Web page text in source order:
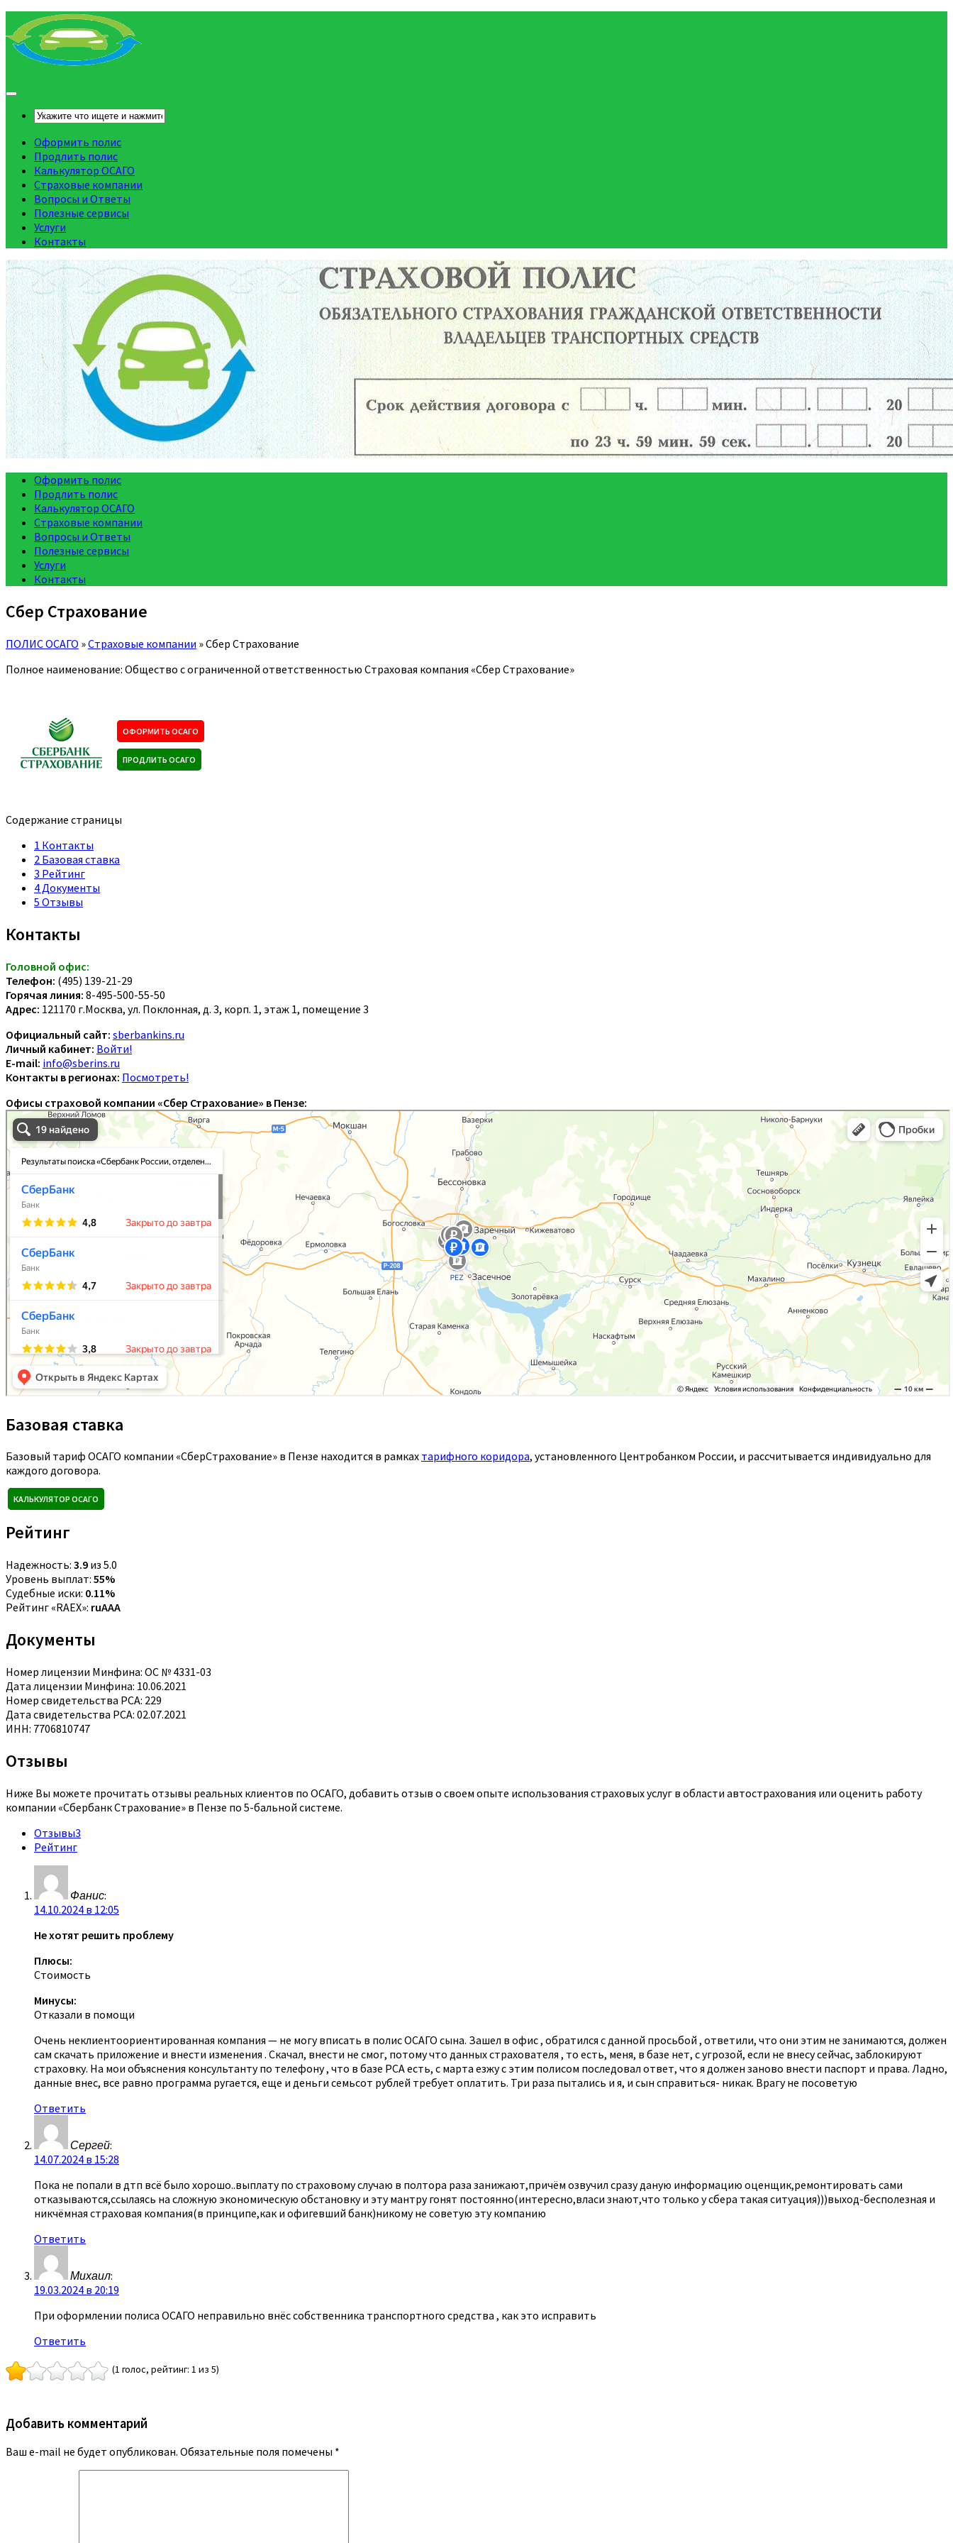
Оформить полис
Продлить полис
Калькулятор ОСАГО
Страховые компании
Вопросы и Ответы
Полезные сервисы
Услуги
Контакты
Оформить полис
Продлить полис
Калькулятор ОСАГО
Страховые компании
Вопросы и Ответы
Полезные сервисы
Услуги
Контакты
Сбер Страхование
ПОЛИС ОСАГО »Страховые компании »Сбер Страхование
Полное наименование: Общество с ограниченной ответственностью Страховая компания «Сбер Страхование»
ОФОРМИТЬ ОСАГО
ПРОДЛИТЬ ОСАГО
Содержание страницы
1 Контакты
2 Базовая ставка
3 Рейтинг
4 Документы
5 Отзывы
Контакты
Головной офис:
Телефон: (495) 139-21-29
Горячая линия: 8-495-500-55-50
Адрес: 121170 г.Москва, ул. Поклонная, д. 3, корп. 1, этаж 1, помещение 3
Официальный сайт: sberbankins.ru
Личный кабинет: Войти!
E-mail: info@sberins.ru
Контакты в регионах: Посмотреть!
Офисы страховой компании «Сбер Страхование» в Пензе:
Базовая ставка
Базовый тариф ОСАГО компании «СберСтрахование» в Пензе находится в рамках тарифного коридора, установленного Центробанком России, и рассчитывается индивидуально для
каждого договора.
КАЛЬКУЛЯТОР ОСАГО
Рейтинг
Надежность: 3.9 из 5.0
Уровень выплат: 55%
Судебные иски: 0.11%
Рейтинг «RAEX»: ruAAA
Документы
Номер лицензии Минфина: ОС № 4331-03
Дата лицензии Минфина: 10.06.2021
Номер свидетельства РСА: 229
Дата свидетельства РСА: 02.07.2021
ИНН: 7706810747
Отзывы
Ниже Вы можете прочитать отзывы реальных клиентов по ОСАГО, добавить отзыв о своем опыте использования страховых услуг в области автострахования или оценить работу
компании «Сбербанк Страхование» в Пензе по 5-бальной системе.
Отзывы3
Рейтинг
Фанис:
14.10.2024 в 12:05
Не хотят решить проблему
Плюсы:
Стоимость
Минусы:
Отказали в помощи
Очень неклиентоориентированная компания — не могу вписать в полис ОСАГО сына. Зашел в офис , обратился с данной просьбой , ответили, что они этим не занимаются, должен
сам скачать приложение и внести изменения . Скачал, внести не смог, потому что данных страхователя , то есть, меня, в базе нет, с угрозой, если не внесу сейчас, заблокируют
страховку. На мои объяснения консультанту по телефону , что в базе РСА есть, с марта езжу с этим полисом последовал ответ, что я должен заново внести паспорт и права. Ладно,
данные внес, все равно программа ругается, еще и деньги семьсот рублей требует оплатить. Три раза пытались и я, и сын справиться- никак. Врагу не посоветую
Ответить
Сергей:
14.07.2024 в 15:28
Пока не попали в дтп всё было хорошо..выплату по страховому случаю в полтора раза занижают,причём озвучил сразу даную информацию оценщик,ремонтировать сами
отказываются,ссылаясь на сложную экономическую обстановку и эту мантру гонят постоянно(интересно,власи знают,что только у сбера такая ситуация)))выход-бесполезная и
никчёмная страховая компания(в принципе,как и офигевший банк)никому не советую эту компанию
Ответить
Михаил:
19.03.2024 в 20:19
При оформлении полиса ОСАГО неправильно внёс собственника транспортного средства , как это исправить
Ответить
(1 голос, рейтинг: 1 из 5)
Добавить комментарий
Ваш e-mail не будет опубликован. Обязательные поля помечены *